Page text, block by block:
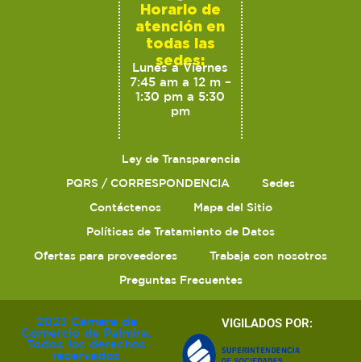
Horario de
atención en
todas las
sedes:
Lunes a Viernes
7:45 am a 12 m –
1:30 pm a 5:30
pm
Ley de Transparencia
PQRS / CORRESPONDENCIA
Sedes
Contáctenos
Mapa del Sitio
Políticas de Tratamiento de Datos
Ofertas para proveedores
Trabaja con nosotros
Preguntas Frecuentes
2023 Cámara de
Comercio de Palmira.
Todos los derechos
reservados
VIGILADOS POR: